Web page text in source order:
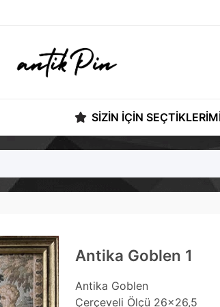
SIZIN İÇIN
Antika Goblen 1
Antika Goblen
Çerçeveli Ölçü 26x26,5